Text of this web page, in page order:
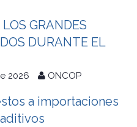
GRANDES
DURANTE EL
2026 ONCOP
a importaciones